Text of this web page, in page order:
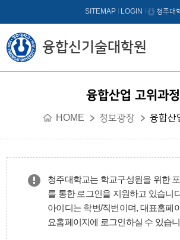
본문 바로가기
융합신기술대학원
SITEMAP LOGIN 청주대
융합산업 고위과정
HOME 정보광장 융합산
청주대학교는 학교구성원을 위한
를 통한 로그인을 지원하고 있습니
아이디는 학번/직번이며, 대표홈페
요홈페이지에 로그인하실 수 있습